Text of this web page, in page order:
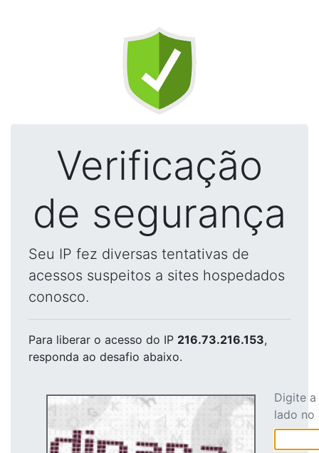
Verificação
de segurança
Seu IP fez diversas tentativas de
acessos suspeitos a sites hospedados
conosco.
Para liberar o acesso do IP 216.73.216.153,
responda ao desafio abaixo.
Digite
lado no